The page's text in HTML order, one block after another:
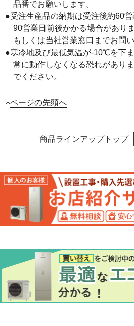
品番でお願いします。
●受注生産品の納期は受注後約60
90営業日前後かかる場合があり
もしくは当社営業窓口までお問
●寒冷地及び最低気温が-10℃を下
常に動作しなくなる恐れがあり
でください。
ページの先頭へ
商品ラインアップトップ